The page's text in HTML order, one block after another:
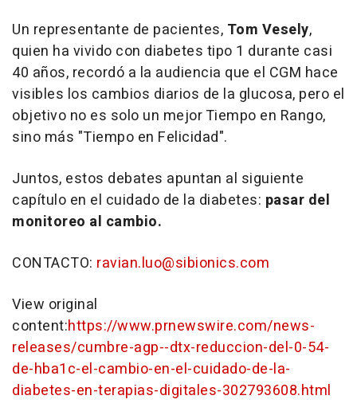
Un representante de pacientes, Tom Vesely,
quien ha vivido con diabetes tipo 1 durante casi
40 años, recordó a la audiencia que el CGM hace
visibles los cambios diarios de la glucosa, pero el
objetivo no es solo un mejor Tiempo en Rango,
sino más "Tiempo en Felicidad".
Juntos, estos debates apuntan al siguiente
capítulo en el cuidado de la diabetes: pasar del
monitoreo al cambio.
CONTACTO: ravian.luo@sibionics.com
View original
content:https://www.prnewswire.com/news-
releases/cumbre-agp--dtx-reduccion-del-0-54-
de-hba1c-el-cambio-en-el-cuidado-de-la-
diabetes-en-terapias-digitales-302793608.html